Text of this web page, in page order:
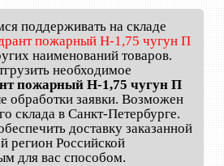
поддерживать на складе
пожарный Н-1,75 чугун П
наименований товаров.
необходимое
пожарный Н-1,75 чугун П
обработки заявки. Возможен
склада в Санкт-Петербурге.
доставку заказанной
регион Российской
для вас способом.